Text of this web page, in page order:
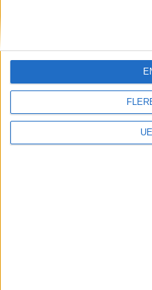
Redaktør, Vegard
tips@vartoslo.no